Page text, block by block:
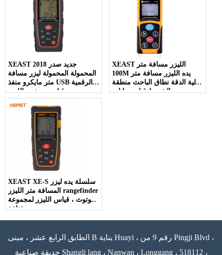
XEAST 2018 جديد صدر
المحمولة المحمولة ليزر مسافة
متر مايكرو منفذ USB الرقمية
قياس مستوى الليزر
rangefinder
XEAST الليزر مسافة متر
100M يده الليزر مسافة متر
عالية الدقة نطاق الباحث منطقة
حجم الشريط قياس بيانات
XEAST XE-S سلسلة يده ليزر
المسافة متر الليزر rangefinder
بلوتوث ، قياس الليزر لمجموعة
مختلفة
الطابق الرابع عشر ، مبنى B بناية Huayi ، رقم 9 من Pingji Blvd ،
حديقة صناعية Shangli lang ، Nanwan ، Longgang ، 518112 ،